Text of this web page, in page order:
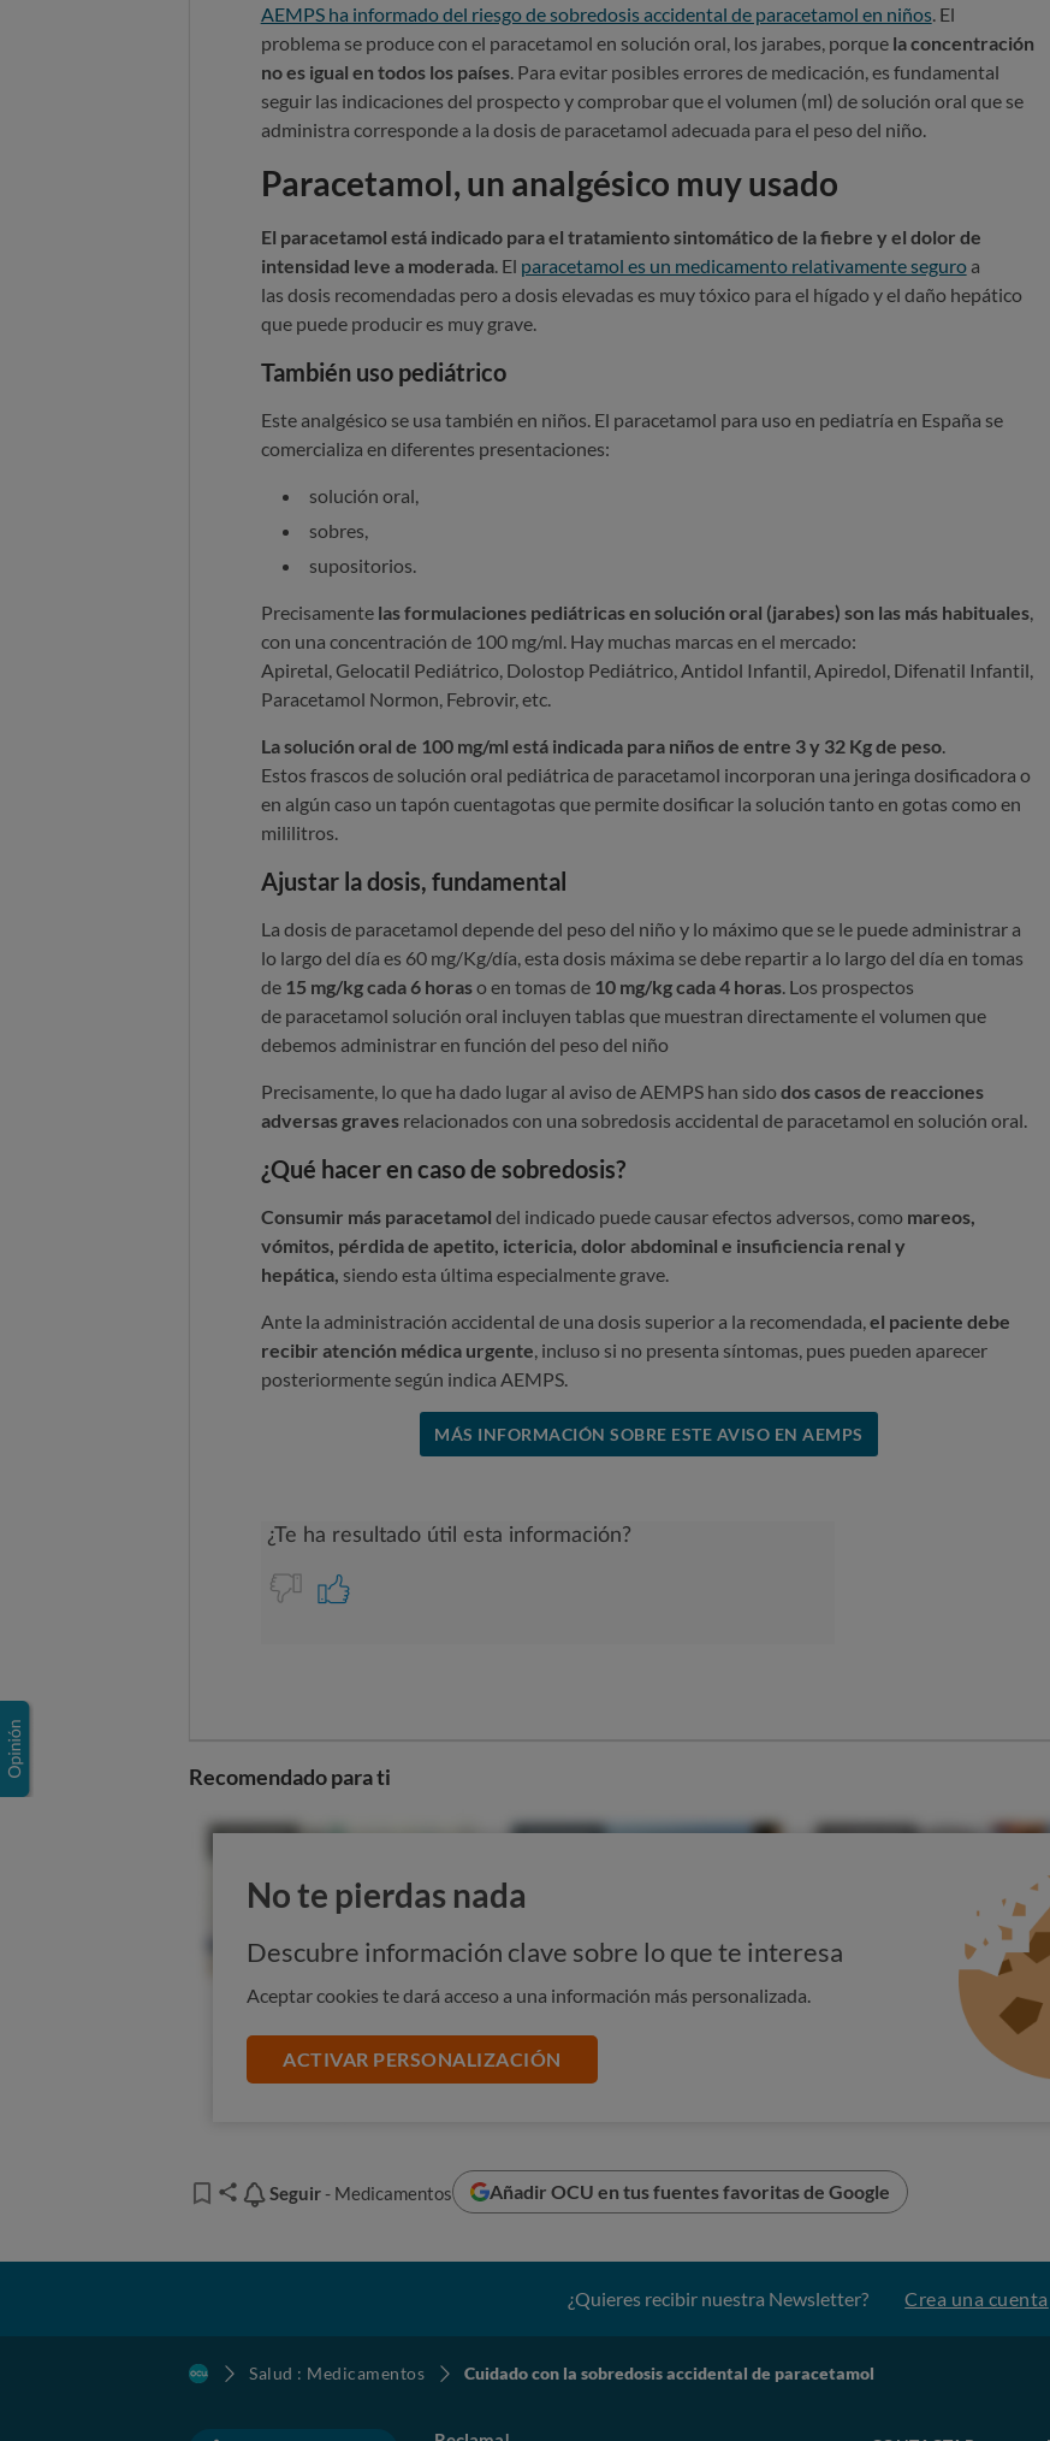
AEMPS ha informado del riesgo de sobredosis accidental de paracetamol en niños. El
problema se produce con el paracetamol en solución oral, los jarabes, porquela concentración
no es igual en todos los países. Para evitar posibles errores de medicación, es fundamental
seguir las indicaciones del prospecto y comprobar que el volumen (ml) de solución oral que se
administra corresponde a la dosis de paracetamol adecuada para el peso del niño.
Paracetamol, un analgésico muy usado
El paracetamol está indicado para el tratamiento sintomático de la fiebre y el dolor de
intensidad leve a moderada. El paracetamol es un medicamento relativamente seguroa
las dosis recomendadas pero a dosis elevadas es muy tóxico para el hígado y el daño hepático
que puede producir es muy grave.
También uso pediátrico
Este analgésico se usa también en niños. El paracetamol para uso en pediatría en España se
comercializa en diferentes presentaciones:
solución oral,
sobres,
supositorios.
Precisamente las formulaciones pediátricas en solución oral (jarabes) son las más habituales,
con una concentración de 100 mg/ml. Hay muchas marcas en el mercado:
Apiretal, Gelocatil Pediátrico, Dolostop Pediátrico, Antidol Infantil, Apiredol, Difenatil Infantil,
Paracetamol Normon, Febrovir, etc.
La solución oral de 100 mg/ml está indicada para niños de entre 3 y 32 Kg de peso.
Estos frascos de solución oral pediátrica de paracetamol incorporan una jeringa dosificadora o
en algún caso un tapón cuentagotas que permite dosificar la solución tanto en gotas como en
mililitros.
Ajustar la dosis, fundamental
La dosis de paracetamol depende del peso del niño y lo máximo que se le puede administrar a
lo largo del día es 60 mg/Kg/día, esta dosis máxima se debe repartir a lo largo del día en tomas
de 15 mg/kg cada 6 horaso en tomas de 10 mg/kg cada 4 horas. Los prospectos
de paracetamol solución oral incluyen tablas que muestran directamente el volumen que
debemos administrar en función del peso del niño
Precisamente, lo que ha dado lugar al aviso de AEMPS han sido dos casos de reacciones
adversas gravesrelacionados con una sobredosis accidental de paracetamol en solución oral.
¿Qué hacer en caso de sobredosis?
Consumir más paracetamol del indicado puede causar efectos adversos, como mareos,
vómitos, pérdida de apetito, ictericia, dolor abdominal e insuficiencia renal y
hepática, siendo esta última especialmente grave.
Ante la administración accidental de una dosis superior a la recomendada, el paciente debe
recibir atención médica urgente , incluso si no presenta síntomas, pues pueden aparecer
posteriormente según indica AEMPS.
MÁS INFORMACIÓN SOBRE ESTE AVISO EN AEMPS
Recomendado para ti
No te pierdas nada
Descubre información clave sobre lo que te interesa
Aceptar cookies te dará acceso a una información más personalizada.
ACTIVAR PERSONALIZACIÓN
Seguir
Seguir - Medicamentos Añadir OCU en tus fuentes favoritas de Google
¿Quieres recibir nuestra Newsletter? Crea una cuenta
Salud : Medicamentos Cuidado con la sobredosis accidental de paracetamol